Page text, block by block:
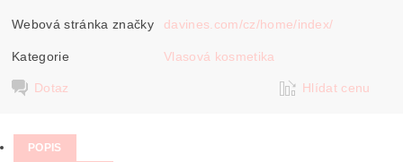
Webová stránka značky davines.com/cz/home/index/
Kategorie Vlasová kosmetika
Dotaz Hlídat cenu
POPIS